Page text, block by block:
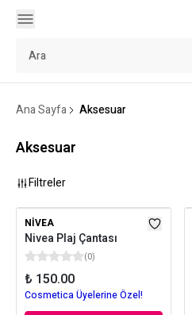
Ana Sayfa Aksesuar
Aksesuar
Filtreler
NIVEA
Nivea Plaj Çantası
(0)
₺ 150.00
Cosmetica Üyelerine Özel!